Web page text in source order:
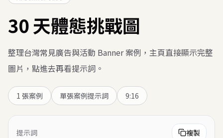
30 天體態挑戰圖
整理台灣常見廣告與活動 Banner 案例，主頁直接顯示完整
圖片，點進去再看提示詞。
1 張案例 單張案例提示詞 9:16
提示詞 複製